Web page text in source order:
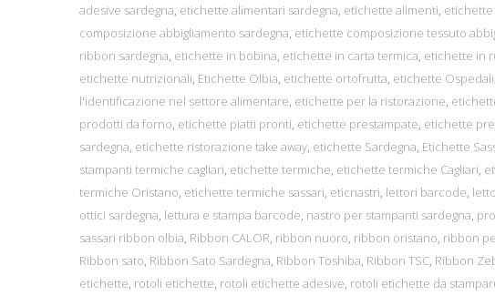
adesive sardegna etichette alimentari sardegna etichette alimenti etichette
composizione abbigliamento sardegna etichette composizione tessuto
ribbon sardegna etichette in bobina etichette in carta termica etichette in
etichette nutrizionali Etichette Olbia etichette ortofrutta etichette Ospedali
l'identificazione nel settore alimentare etichette per la ristorazione
prodotti da forno etichette piatti pronti etichette prestampate etichette
sardegna etichette ristorazione take away etichette Sardegna Etichette
stampanti termiche cagliari etichette termiche etichette termiche Cagliari
termiche Oristano etichette termiche sassari eticnastri lettori barcode
ottici sardegna lettura e stampa barcode nastro per stampanti sardegna
sassari ribbon olbia Ribbon CALOR ribbon nuoro ribbon oristano ribbon
Ribbon sato Ribbon Sato Sardegna Ribbon Toshiba Ribbon TSC Ribbon
etichette rotoli etichette rotoli etichette adesive rotoli etichette da